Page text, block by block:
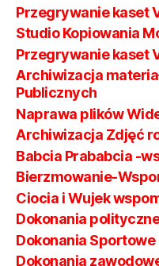
Przegrywanie kaset
Studio Kopiowania
Przegrywanie kaset
Archiwizacja
Publicznych
Naprawa plików
Archiwizacja Zdjęć
Babcia Prababcia -
Bierzmowanie-
Ciocia i Wujek
Dokonania
Dokonania
Dokonania